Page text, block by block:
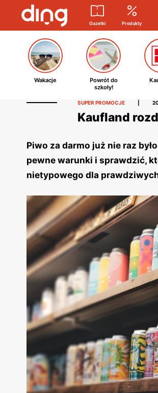
Gazetki Produkty
Wakacje
Powrót do
szkoły!
SUPER PROMOCJE
Kaufland
Piwo za darmo już nie raz
pewne warunki i sprawdzić,
nietypowego dla